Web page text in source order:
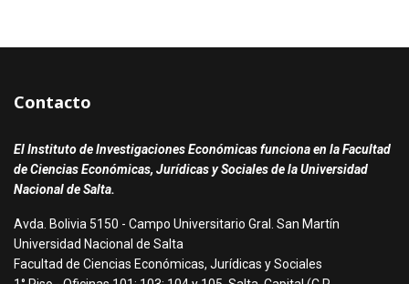
Contacto
El Instituto de Investigaciones Económicas funciona en la Facultad
de Ciencias Económicas, Jurídicas y Sociales de la Universidad
Nacional de Salta.
Avda. Bolivia 5150 - Campo Universitario Gral. San Martín
Universidad Nacional de Salta
Facultad de Ciencias Económicas, Jurídicas y Sociales